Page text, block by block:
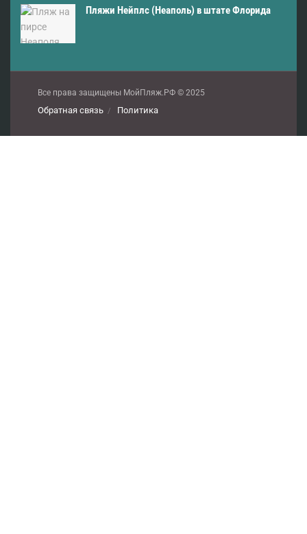
Пляжи Нейплс (Неаполь) в штате Флорида
Все права защищены МойПляж.РФ © 2025
Обратная связь Политика